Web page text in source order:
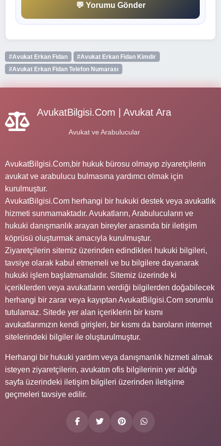
💬 Yorumu Gönder
#Avukat Erkan Fidan
#Avukat Erkan Fidan Kimdir
#Avukat Erkan Fidan Telefon Numarası
AvukatBilgisi.Com | Avukat Ara
Avukat ve Arabulucular
AvukatBilgisi.Com,bir hukuk bürosu olmayıp ziyaretçilerin
avukat ve arabulucu bulmasına yardımcı olmak için
kurulmuştur.
AvukatBilgisi.Com herhangi bir hukuki destek veya avukatlık
hizmeti sunmamaktadır. Avukatların, Arabulucuların ve
hukuki danışmanlık arayan bireyler arasında bir iletişim
köprüsü oluşturmak amacıyla kurulmuştur.
Ziyaretçilerin sitemiz üzerinden edindikleri hukuki bilgileri,
tavsiye olarak kabul etmemeli ve bu bilgilere dayanarak
hukuki işlem başlatmamalıdır. Sitemiz üzerinde ki
içeriklerden veya avukatların verdiği bilgilerden doğabilecek
herhangi bir zarar veya kayıptan AvukatBilgisi.Com sorumlu
tutulamaz. Sitede yer alan içeriklerin bir kısmı
avukatlarımızın kendi girişleri, bir kısmı da baroların internet
sitelerindeki bilgiler ile oluşturulmuştur.
Herhangi bir hukuki yardım veya danışmanlık hizmeti almak
isteyen ziyaretçilerin, avukatın ofis bilgilerinin yer aldığı
sayfa üzerindeki iletişim bilgileri üzerinden iletişime
geçmeleri tavsiye edilir.